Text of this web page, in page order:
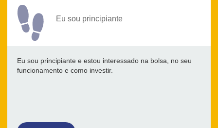
Eu sou principiante
Eu sou principiante e estou interessado na bolsa, no seu
funcionamento e como investir.